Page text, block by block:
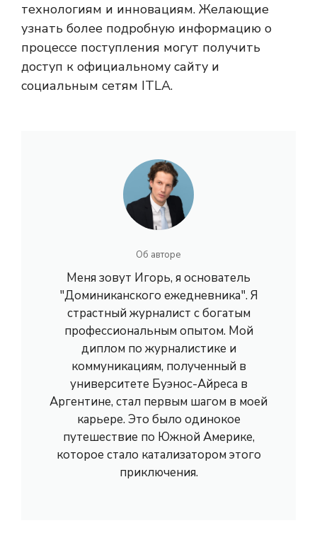
технологиям и инновациям. Желающие
узнать более подробную информацию о
процессе поступления могут получить
доступ к официальному сайту и
социальным сетям ITLA.
Об авторе
Меня зовут Игорь, я основатель
"Доминиканского ежедневника". Я
страстный журналист с богатым
профессиональным опытом. Мой
диплом по журналистике и
коммуникациям, полученный в
университете Буэнос-Айреса в
Аргентине, стал первым шагом в моей
карьере. Это было одинокое
путешествие по Южной Америке,
которое стало катализатором этого
приключения.